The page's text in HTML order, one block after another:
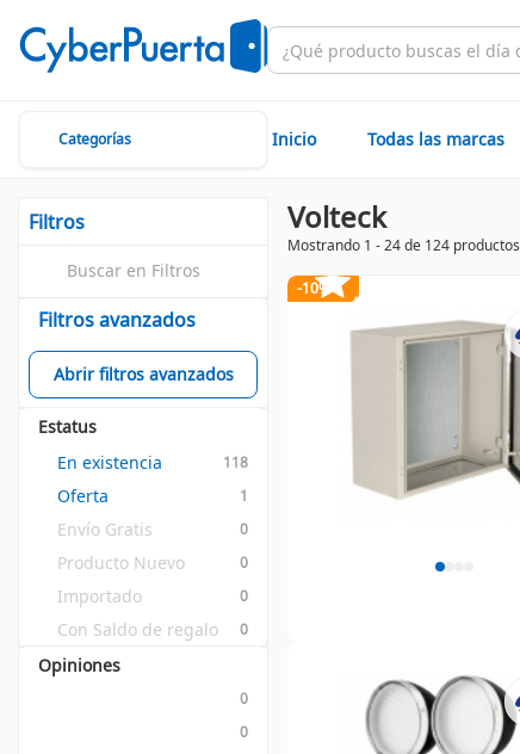
Categorías Inicio Todas las marcas
Filtros
Filtros avanzados
Abrir filtros avanzados
Estatus
En existencia
118
Oferta 1
Envío Gratis 0
Producto Nuevo 0
Importado 0
Con Saldo de regalo 0
Opiniones
0
0
Volteck
Mostrando 1 - 24 de 124 productos
-10%